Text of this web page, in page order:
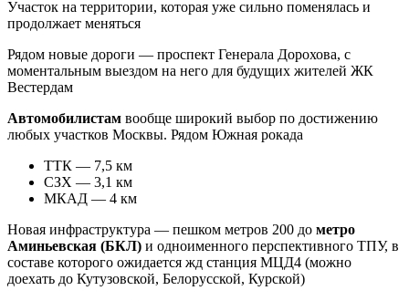
Участок на территории, которая уже сильно поменялась и
продолжает меняться
Рядом новые дороги — проспект Генерала Дорохова, с
моментальным выездом на него для будущих жителей ЖК
Вестердам
Автомобилистам вообще широкий выбор по достижению
любых участков Москвы. Рядом Южная рокада
ТТК — 7,5 км
СЗХ — 3,1 км
МКАД — 4 км
Новая инфраструктура — пешком метров 200 до метро
Аминьевская (БКЛ) и одноименного перспективного ТПУ, в
составе которого ожидается жд станция МЦД4 (можно
доехать до Кутузовской, Белорусской, Курской)